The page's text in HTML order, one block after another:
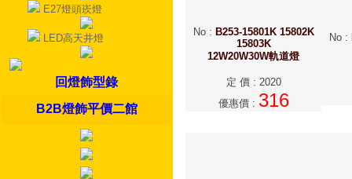
E27燈頭崁燈
LED高天井燈
回燈飾型錄
B2B燈飾平價二館
No: B253-15801K 15802K
15803K
12W20W30W軌道燈
定 價: 2020
優惠價: 316
No: